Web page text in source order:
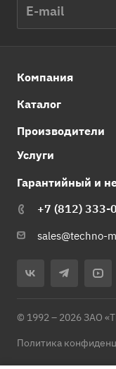
Компания
Каталог
Производители
Услуги
Гарантийный и
+7 (812) 333-
sales@techno-
© 1992 – 2026 ЗАО
Политика